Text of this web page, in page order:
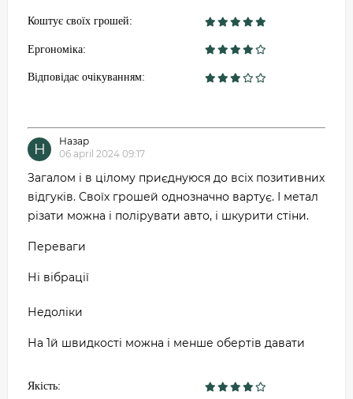
Коштує своїх грошей:
Ергономіка:
Відповідає очікуванням:
Н
Назар
06 april 2024 09:17
Загалом і в цілому приєднуюся до всіх позитивних
відгуків. Своїх грошей однозначно вартує. І метал
різати можна і полірувати авто, і шкурити стіни.
Переваги
Ні вібрації
Недоліки
На 1й швидкості можна і менше обертів давати
Якість: